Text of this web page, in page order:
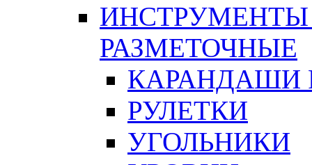
ИНСТРУМЕНТЫ
РАЗМЕТОЧНЫЕ
КАРАНДАШИ
РУЛЕТКИ
УГОЛЬНИКИ